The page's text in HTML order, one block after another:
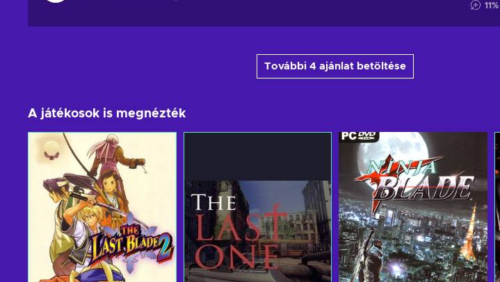
11%
További 4 ajánlat betöltése
A játékosok is megnézték